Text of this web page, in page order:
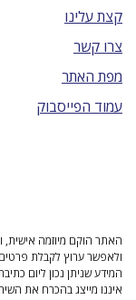
קצת עלינו
צרו קשר
מפת האתר
עמוד הפייסבוק
האתר הוקם מיוזמה אישית,
ולאפשר ערוץ לקבלת
המידע שניתן נכון ליום
איננו מייצג בהכרח את